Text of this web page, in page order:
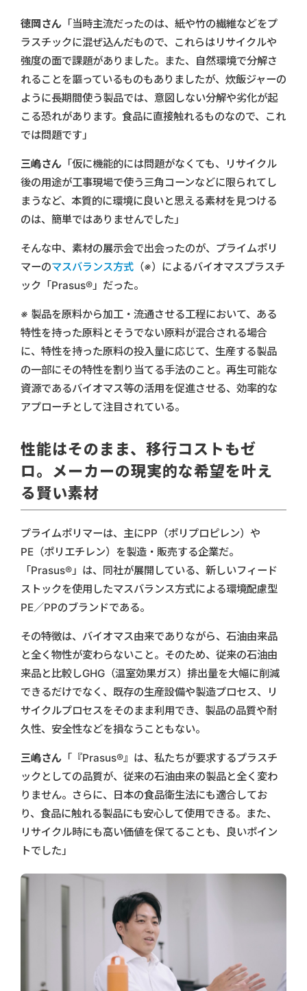
徳岡さん 「当時主流だったのは、紙や竹の繊維などをプ
ラスチックに混ぜ込んだもので、これらはリサイクルや
強度の面で課題がありました。また、自然環境で分解さ
れることを謳っているものもありましたが、炊飯ジャーの
ように長期間使う製品では、意図しない分解や劣化が起
こる恐れがあります。食品に直接触れるものなので、これ
では問題です」
三嶋さん 「仮に機能的には問題がなくても、リサイクル
後の用途が工事現場で使う三角コーンなどに限られてし
まうなど、本質的に環境に良いと思える素材を見つける
のは、簡単ではありませんでした」
そんな中、素材の展示会で出会ったのが、プライムポリ
マーのマスバランス方式 （※） によるバイオマスプラスチ
ック「Prasus®」だった。
※ 製品を原料から加工・流通させる工程において、ある
特性を持った原料とそうでない原料が混合される場合
に、特性を持った原料の投入量に応じて、生産する製品
の一部にその特性を割り当てる手法のこと。再生可能な
資源であるバイオマス等の活用を促進させる、効率的な
アプローチとして注目されている。
性能はそのまま、移行コストもゼ
ロ。メーカーの現実的な希望を叶え
る賢い素材
プライムポリマーは、主にPP（ポリプロピレン）や
PE（ポリエチレン）を製造・販売する企業だ。
「Prasus®」は、同社が展開している、新しいフィード
ストックを使用したマスバランス方式による環境配慮型
PE／PPのブランドである。
その特徴は、バイオマス由来でありながら、石油由来品
と全く物性が変わらないこと。そのため、従来の石油由
来品と比較しGHG（温室効果ガス）排出量を大幅に削減
できるだけでなく、既存の生産設備や製造プロセス、リ
サイクルプロセスをそのまま利用でき、製品の品質や耐
久性、安全性などを損なうこともない。
三嶋さん 「『Prasus®』は、私たちが要求するプラスチ
ックとしての品質が、従来の石油由来の製品と全く変わ
りません。さらに、日本の食品衛生法にも適合してお
り、食品に触れる製品にも安心して使用できる。また、
リサイクル時にも高い価値を保てることも、良いポイン
トでした」